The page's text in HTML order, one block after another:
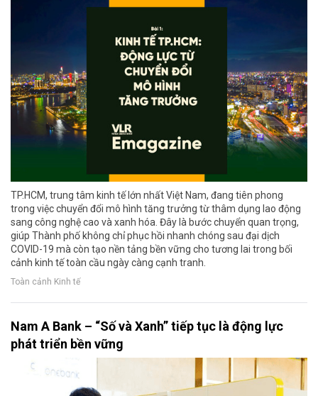
TP.HCM, trung tâm kinh tế lớn nhất Việt Nam, đang tiên phong
trong việc chuyển đổi mô hình tăng trưởng từ thâm dụng lao động
sang công nghệ cao và xanh hóa. Đây là bước chuyển quan trọng,
giúp Thành phố không chỉ phục hồi nhanh chóng sau đại dịch
COVID-19 mà còn tạo nền tảng bền vững cho tương lai trong bối
cảnh kinh tế toàn cầu ngày càng cạnh tranh.
Toàn cảnh Kinh tế
Nam A Bank – “Số và Xanh” tiếp tục là động lực
phát triển bền vững